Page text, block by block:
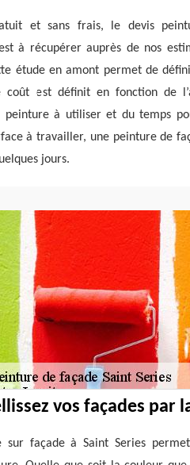
et sans frais, le devis
à récupérer auprès de nos
étude en amont permet de
coût est définit en fonction de
peinture à utiliser et du temps
à travailler, une peinture de
jours.
vos façades par
sur façade à Saint Series